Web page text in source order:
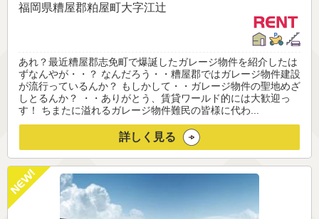
福岡県糟屋郡粕屋町大字江辻
あれ？最近糟屋郡志免町で爆誕したガレージ物件を紹介したは
ずなんやが・・？ なんだろう・・糟屋郡ではガレージ物件建設
が流行っているんか？ もしかして・・ガレージ物件の聖地めざ
しとるんか？ ・・ありがとう、賃貸ワールド的には大歓迎っ
す！ ちまたに溢れるガレージ物件難民の皆様に代わ...
詳しく見る